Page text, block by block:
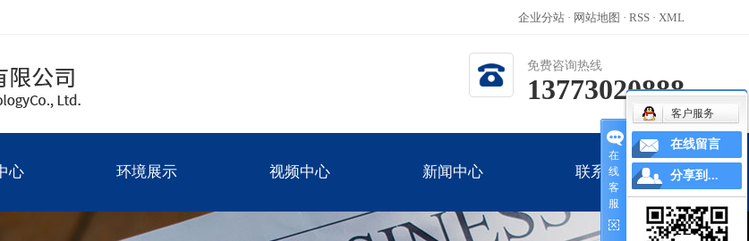
企业分站 · 网站地图 · RSS · XML
免费咨询热线
13773020888
心 环境展示
厂房图
视频中心 新闻中心
公司新闻
联系我们
在
线
客
服
客户服务
在线留言
分享到...